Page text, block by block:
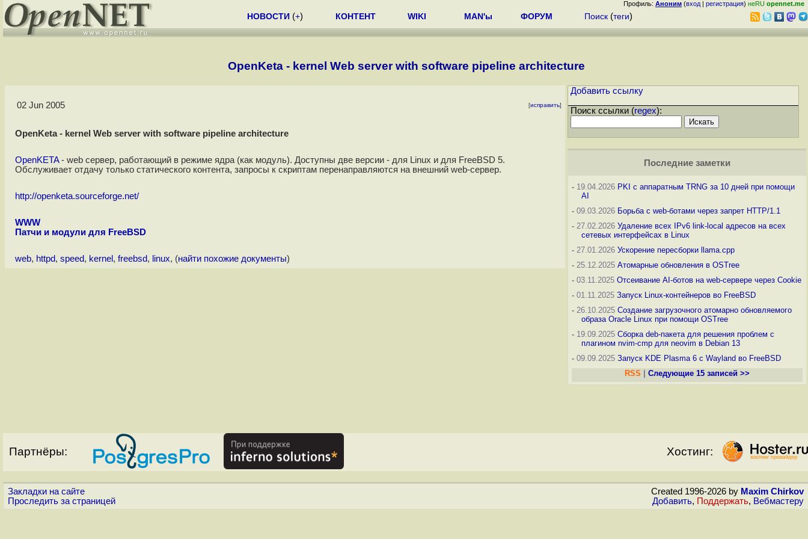
Профиль: Аноним (вход | регистрация) неRU opennet.me
НОВОСТИ (+) КОНТЕНТ WIKI MAN'ы ФОРУМ Поиск (теги)
OpenKeta - kernel Web server with software pipeline architecture
02 Jun 2005 [исправить]
OpenKeta - kernel Web server with software pipeline architecture
OpenKETA- web сервер, работающий в режиме ядра (как модуль). Доступны две версии - для Linux и для FreeBSD 5.
Обслуживает отдачу только статического контента, запросы к скриптам перенаправляются на внешний web-сервер.
http://openketa.sourceforge.net/
WWW
Патчи и модули для FreeBSD
web, httpd, speed, kernel , freebsd, linux, (найти похожие документы)
Добавить ссылку
Поиск ссылки (regex):
Последние заметки
- 19.04.2026 PKI с аппаратным TRNG за 10 дней при помощи
AI
- 09.03.2026 Борьба с web-ботами через запрет HTTP/1.1
- 27.02.2026 Удаление всех IPv6 link-local адресов на всех
сетевых интерфейсах в Linux
- 27.01.2026 Ускорение пересборки llama.cpp
- 25.12.2025 Атомарные обновления в OSTree
- 03.11.2025 Отсеивание AI-ботов на web-сервере через Cookie
- 01.11.2025 Запуск Linux-контейнеров во FreeBSD
- 26.10.2025 Создание загрузочного атомарно обновляемого
образа Oracle Linux при помощи OSTree
- 19.09.2025 Сборка deb-пакета для решения проблем с
плагином nvim-cmp для neovim в Debian 13
- 09.09.2025 Запуск KDE Plasma 6 с Wayland во FreeBSD
RSS
Следующие 15 записей >>
Партнёры: Хостинг:
Закладки на сайте
Проследить за страницей
Created 1996-2026 by Maxim Chirkov
Добавить, Поддержать, Вебмастеру